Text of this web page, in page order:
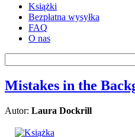
Książki
Bezpłatna wysyłka
FAQ
O nas
Mistakes in the
Autor: Laura Dockrill